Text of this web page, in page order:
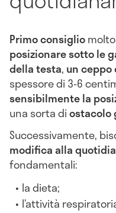
Primoconsiglio
posizionare sotto le
della testa, un ceppo
spessore di 3-6
sensibilmente la
una sorta diostacolo
Successivamente,
modifica alla
fondamentali:
la dieta;
l’attività